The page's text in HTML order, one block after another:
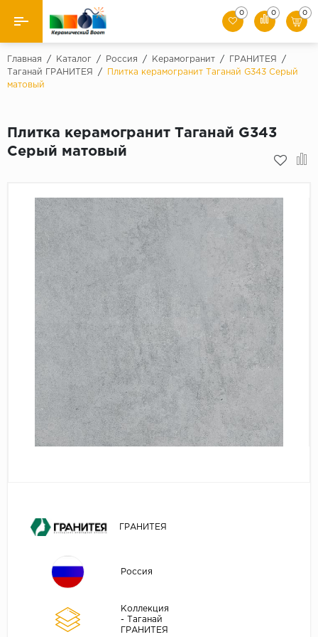
Назад
Производители
Керамогранит
Искусственный камень
Клинкер
0 0 0
Главная / Каталог / Россия / Керамогранит / ГРАНИТЕЯ
/
Таганай ГРАНИТЕЯ
/
Плитка керамогранит Таганай G343 Серый
матовый
Плитка керамогранит Таганай G343
Серый матовый
ГРАНИТЕЯ
Россия
Коллекция
- Таганай
ГРАНИТЕЯ